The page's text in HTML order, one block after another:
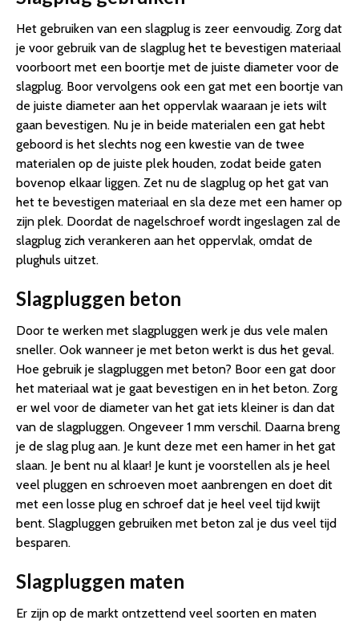
Het gebruiken van een slagplug is zeer eenvoudig. Zorg dat
je voor gebruik van de slagplug het te bevestigen materiaal
voorboort met een boortje met de juiste diameter voor de
slagplug. Boor vervolgens ook een gat met een boortje van
de juiste diameter aan het oppervlak waaraan je iets wilt
gaan bevestigen. Nu je in beide materialen een gat hebt
geboord is het slechts nog een kwestie van de twee
materialen op de juiste plek houden, zodat beide gaten
bovenop elkaar liggen. Zet nu de slagplug op het gat van
het te bevestigen materiaal en sla deze met een hamer op
zijn plek. Doordat de nagelschroef wordt ingeslagen zal de
slagplug zich verankeren aan het oppervlak, omdat de
plughuls uitzet.
Slagpluggen beton
Door te werken met slagpluggen werk je dus vele malen
sneller. Ook wanneer je met beton werkt is dus het geval.
Hoe gebruik je slagpluggen met beton? Boor een gat door
het materiaal wat je gaat bevestigen en in het beton. Zorg
er wel voor de diameter van het gat iets kleiner is dan dat
van de slagpluggen. Ongeveer 1 mm verschil. Daarna breng
je de slag plug aan. Je kunt deze met een hamer in het gat
slaan. Je bent nu al klaar! Je kunt je voorstellen als je heel
veel pluggen en schroeven moet aanbrengen en doet dit
met een losse plug en schroef dat je heel veel tijd kwijt
bent. Slagpluggen gebruiken met beton zal je dus veel tijd
besparen.
Slagpluggen maten
Er zijn op de markt ontzettend veel soorten en maten